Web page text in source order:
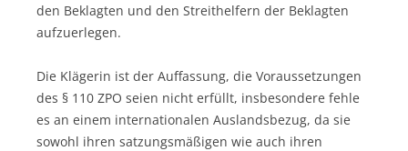
den Beklagten und den Streithelfern der Beklagten
aufzuerlegen.
Die Klägerin ist der Auffassung, die Voraussetzungen
des § 110 ZPO seien nicht erfüllt, insbesondere fehle
es an einem internationalen Auslandsbezug, da sie
sowohl ihren satzungsmäßigen wie auch ihren